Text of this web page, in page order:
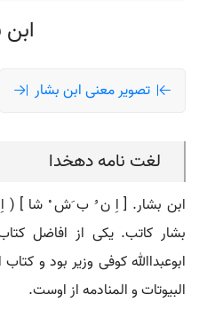
تصویر معنی ابن بشار
لغت نامه دهخدا
ابن بشار. [ اِ ن ُ ب َش ْ شا ] (
بشار کاتب. یکی از افاضل
ابوعبداﷲ کوفی وزیر بود و کتاب
البیوتات و المنادمه از اوست.